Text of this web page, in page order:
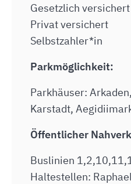
Gesetzlich versichert
Privat versichert
Selbstzahler*in
Parkmöglichkeit:
Parkhäuser:
Karstadt,
Öffentlicher
Buslinien
Haltestellen: